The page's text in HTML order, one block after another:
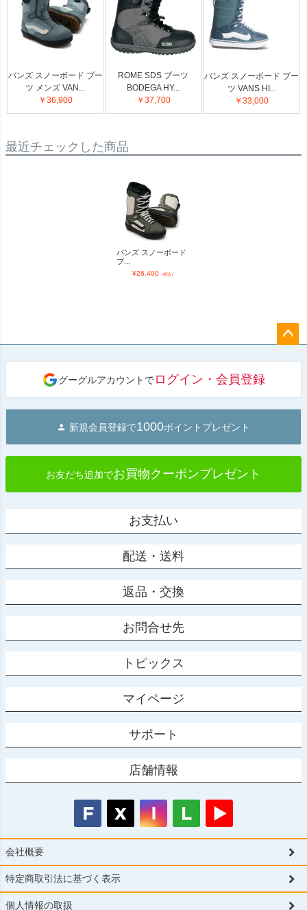
バンズ スノーボード ブー
ツ メンズ VAN...
￥36,900
ROME SDS ブーツ
BODEGA HY...
￥37,700
バンズ スノーボード ブー
ツ VANS HI...
￥33,000
最近チェックした商品
バンズ スノーボード
ブ...
¥26,400（税込）
へ
グーグルアカウントでログイン・会員登録
新規会員登録で1000ポイントプレゼント
お友だち追加でお買物クーポンプレゼント
お支払い
配送・送料
返品・交換
お問合せ先
トピックス
マイページ
サポート
店舗情報
会社概要
特定商取引法に基づく表示
個人情報の取扱